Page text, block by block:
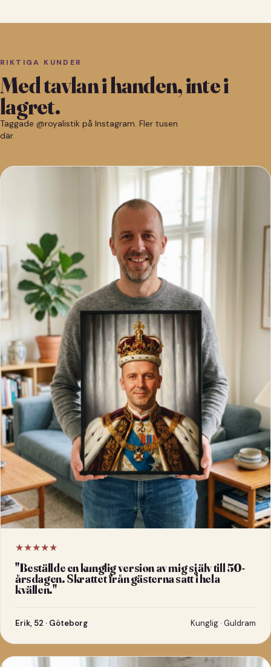
RIKTIGA KUNDER
Med tavlan i handen, inte i
lagret.
Taggade @royalistik på Instagram. Fler tusen
där.
★★★★★
"Beställde en kunglig version av mig själv till 50-
årsdagen. Skrattet från gästerna satt i hela
kvällen."
Erik, 52 · Göteborg Kunglig · Guldram